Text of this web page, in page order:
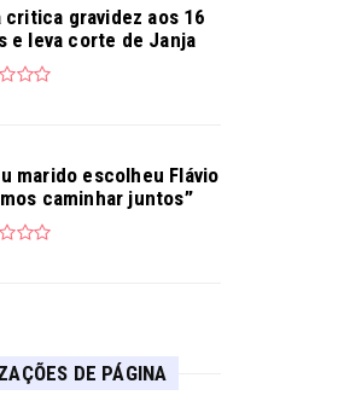
critica gravidez aos 16
e leva corte de Janja
marido escolheu Flávio
caminhar juntos”
DE PÁGINA